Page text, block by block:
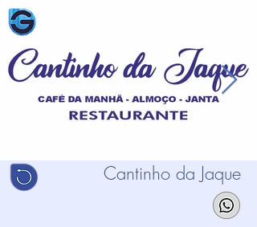
Cantinho da Jaque